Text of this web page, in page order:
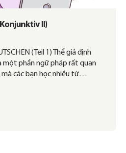
II)
(Teil 1) Thể giả định
một phần ngữ pháp rất quan
các bạn học nhiều từ…